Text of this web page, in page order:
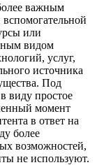
важным
или
видом
услуг,
источника
Под
виду простое
момент
в ответ на
более
возможностей,
не используют.